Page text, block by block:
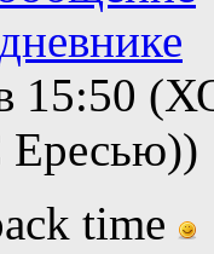
15:50
Ересью))
time